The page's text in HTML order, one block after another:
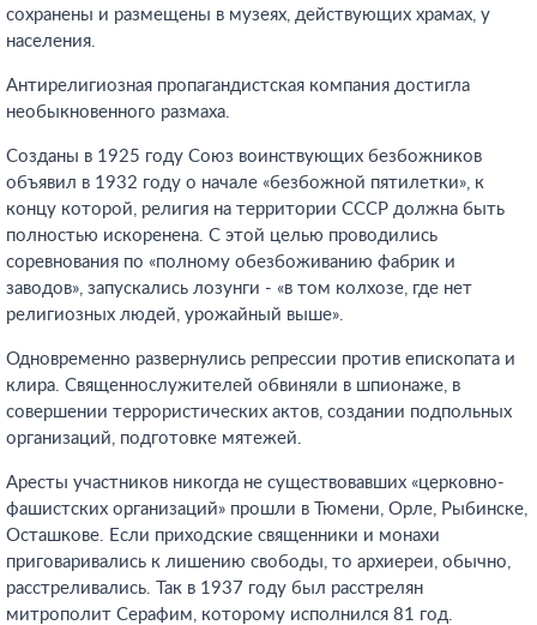
сохранены и размещены в музеях, действующих храмах, у
населения.
Антирелигиозная пропагандистская компания достигла
необыкновенного размаха.
Созданы в 1925 году Союз воинствующих безбожников
объявил в 1932 году о начале «безбожной пятилетки», к
концу которой, религия на территории СССР должна быть
полностью искоренена. С этой целью проводились
соревнования по «полному обезбоживанию фабрик и
заводов», запускались лозунги - «в том колхозе, где нет
религиозных людей, урожайный выше».
Одновременно развернулись репрессии против епископата и
клира. Священнослужителей обвиняли в шпионаже, в
совершении террористических актов, создании подпольных
организаций, подготовке мятежей.
Аресты участников никогда не существовавших «церковно-
фашистских организаций» прошли в Тюмени, Орле, Рыбинске,
Осташкове. Если приходские священники и монахи
приговаривались к лишению свободы, то архиереи, обычно,
расстреливались. Так в 1937 году был расстрелян
митрополит Серафим, которому исполнился 81 год.